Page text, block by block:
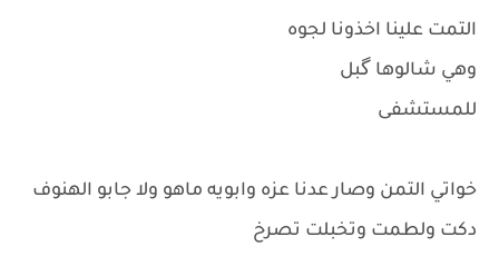
التمت علينا اخذونا لجوه
وهي شالوها گبل
للمستشفى
خواتي التمن وصار عدنا عزه وابويه ماهو ولا جابو الهنوف
دكت ولطمت وتخبلت تصرخ